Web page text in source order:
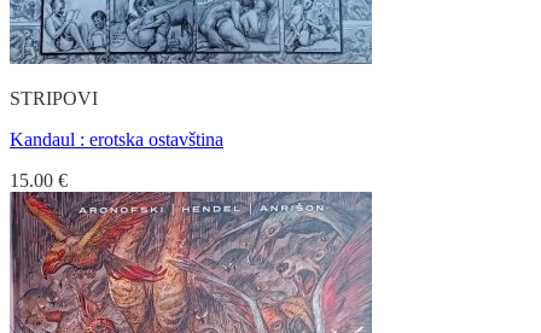
STRIPOVI
Kandaul : erotska ostavština
15.00 €